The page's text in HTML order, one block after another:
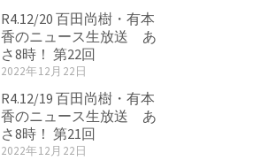
R4.12/20 百田尚樹・有本
香のニュース生放送 あ
さ8時！ 第22回
2022年12月22日
R4.12/19 百田尚樹・有本
香のニュース生放送 あ
さ8時！ 第21回
2022年12月22日